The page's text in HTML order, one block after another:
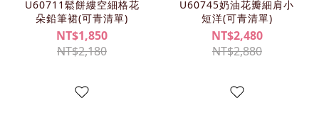
U60711鬆餅縷空細格花
朵鉛筆裙(可青清單)
NT$1,850
NT$2,180
U60745奶油花瓣細肩小
短洋(可青清單)
NT$2,480
NT$2,880